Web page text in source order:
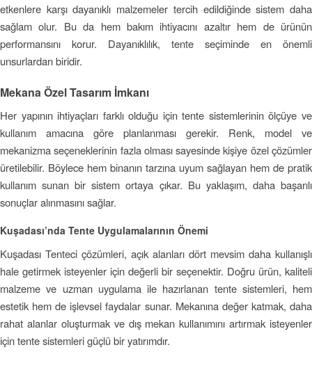
etkenlere karşı dayanıklı malzemeler tercih edildiğinde sistem daha
sağlam olur. Bu da hem bakım ihtiyacını azaltır hem de ürünün
performansını korur. Dayanıklılık, tente seçiminde en önemli
unsurlardan biridir.
Mekana Özel Tasarım İmkanı
Her yapının ihtiyaçları farklı olduğu için tente sistemlerinin ölçüye ve
kullanım amacına göre planlanması gerekir. Renk, model ve
mekanizma seçeneklerinin fazla olması sayesinde kişiye özel çözümler
üretilebilir. Böylece hem binanın tarzına uyum sağlayan hem de pratik
kullanım sunan bir sistem ortaya çıkar. Bu yaklaşım, daha başarılı
sonuçlar alınmasını sağlar.
Kuşadası’nda Tente Uygulamalarının Önemi
Kuşadası Tenteci çözümleri, açık alanları dört mevsim daha kullanışlı
hale getirmek isteyenler için değerli bir seçenektir. Doğru ürün, kaliteli
malzeme ve uzman uygulama ile hazırlanan tente sistemleri, hem
estetik hem de işlevsel faydalar sunar. Mekanına değer katmak, daha
rahat alanlar oluşturmak ve dış mekan kullanımını artırmak isteyenler
için tente sistemleri güçlü bir yatırımdır.